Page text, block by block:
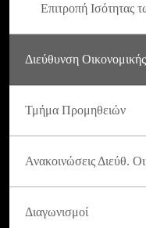
Επιτροπή
Διεύθυνση Οικονομικής
Τμήμα Προμηθειών
Ανακοινώσεις Διεύθ.
Διαγωνισμοί